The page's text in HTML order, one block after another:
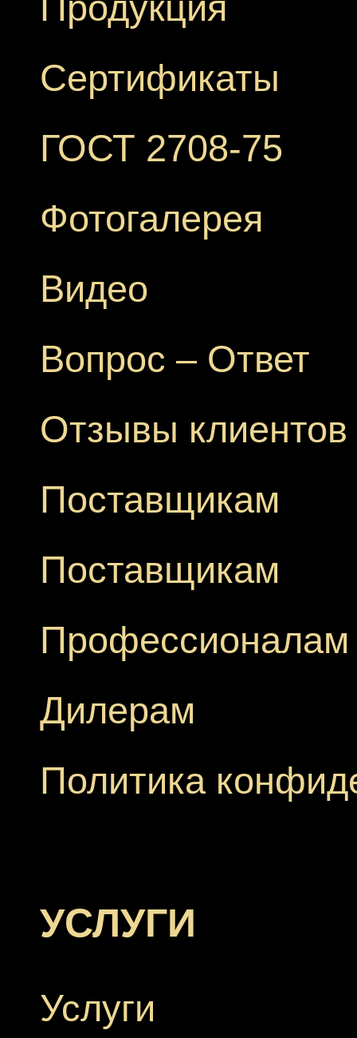
Сертификаты
ГОСТ 2708-75
Фотогалерея
Видео
Вопрос – Ответ
Отзывы клиентов
Поставщикам
Поставщикам
Профессионалам
Дилерам
Политика
УСЛУГИ
Услуги